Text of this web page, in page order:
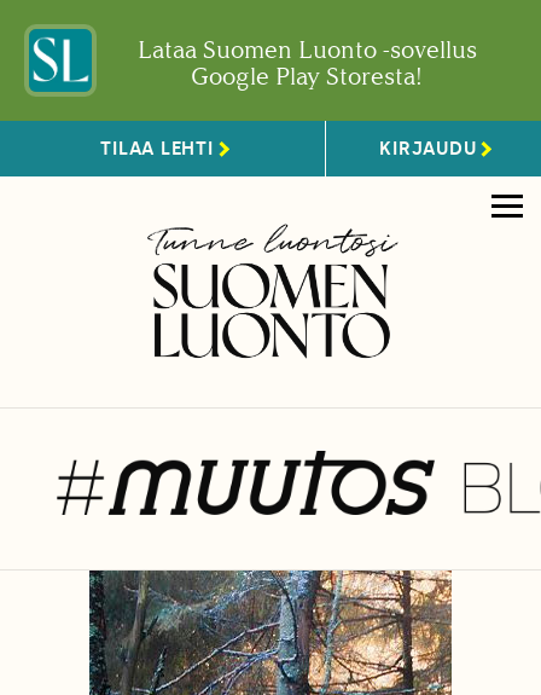
Lataa Suomen Luonto -sovellus
Google Play Storesta!
TILAA LEHTI KIRJAUDU